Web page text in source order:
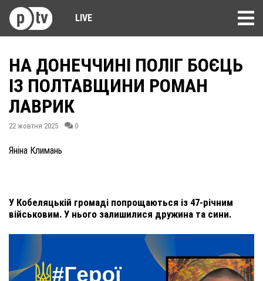
LIVE
НА ДОНЕЧЧИНІ ПОЛІГ БОЄЦЬ
ІЗ ПОЛТАВЩИНИ РОМАН
ЛАВРИК
22 жовтня 2025 0
Яніна Климань
У Кобеляцькій громаді попрощаються із 47-річним
військовим. У нього залишилися дружина та сини.